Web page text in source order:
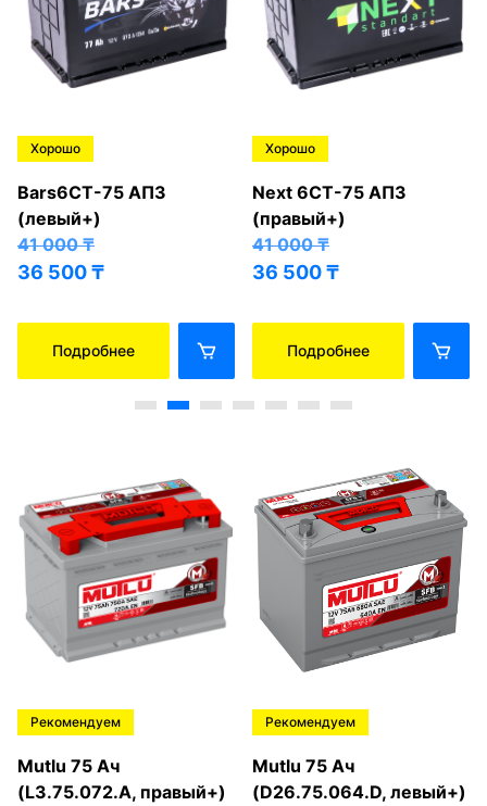
Хорошо
Bars6СТ-75 АПЗ
(левый+)
41 000₸
36 500₸
Подробнее
Хорошо
Next 6СТ-75 АПЗ
(правый+)
41 000₸
36 500₸
Подробнее
Рекомендуем
Mutlu 75 Ач
(L3.75.072.A, правый+)
Рекомендуем
Mutlu 75 Ач
(D26.75.064.D, левый+)